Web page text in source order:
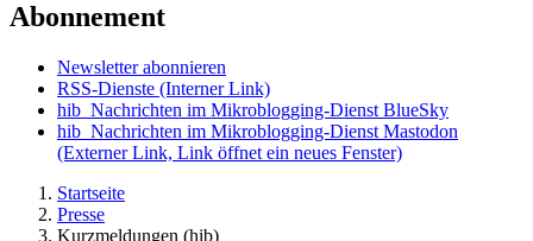
Abonnement
Newsletter abonnieren
RSS-Dienste (Interner Link)
hib_Nachrichten im Mikroblogging-Dienst BlueSky
hib_Nachrichten im Mikroblogging-Dienst Mastodon
(Externer Link, Link öffnet ein neues Fenster)
Startseite
Presse
Kurzmeldungen (hib)